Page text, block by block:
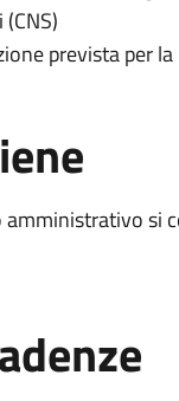
prevista per
si